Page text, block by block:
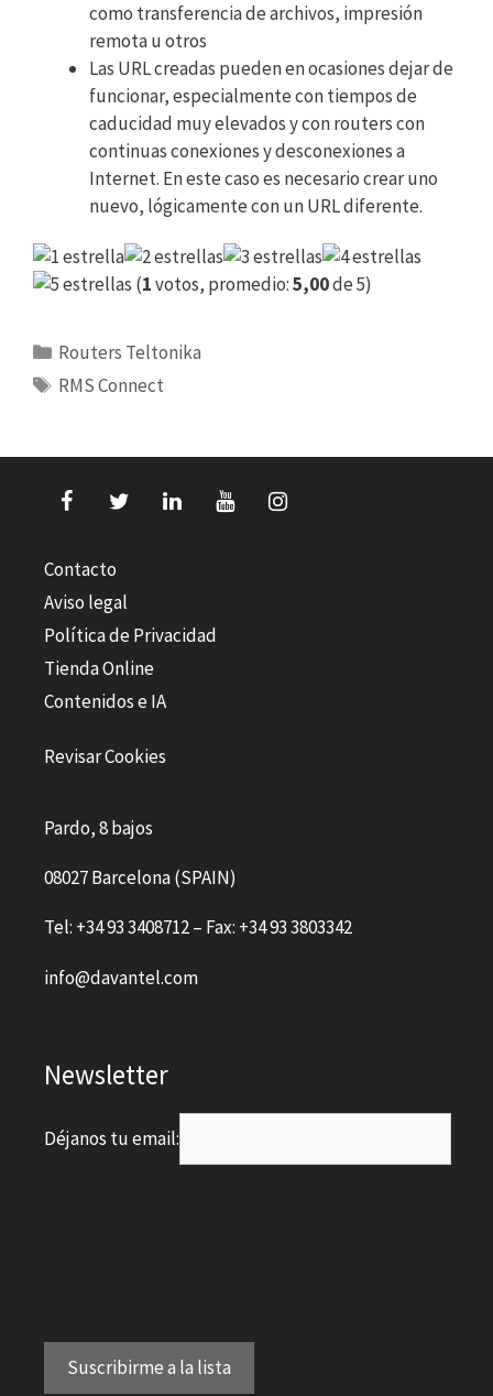
como transferencia de archivos, impresión
remota u otros
Las URL creadas pueden en ocasiones dejar de
funcionar, especialmente con tiempos de
caducidad muy elevados y con routers con
continuas conexiones y desconexiones a
Internet. En este caso es necesario crear uno
nuevo, lógicamente con un URL diferente.
(1votos, promedio:5,00de 5)
Categorías
Routers Teltonika
Etiquetas
RMS Connect
Contacto
Aviso legal
Política de Privacidad
Tienda Online
Contenidos e IA
Revisar Cookies
Pardo, 8 bajos
08027 Barcelona (SPAIN)
Tel: +34 93 3408712 – Fax: +34 93 3803342
info@davantel.com
Newsletter
Déjanos tu email: